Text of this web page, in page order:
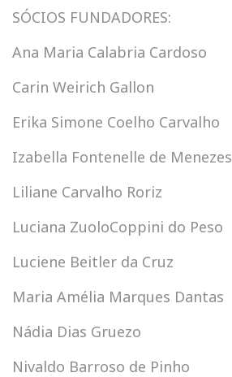
SÓCIOS FUNDADORES:
Ana Maria Calabria Cardoso
Carin Weirich Gallon
Erika Simone Coelho Carvalho
Izabella Fontenelle de Menezes
Liliane Carvalho Roriz
Luciana ZuoloCoppini do Peso
Luciene Beitler da Cruz
Maria Amélia Marques Dantas
Nádia Dias Gruezo
Nivaldo Barroso de Pinho